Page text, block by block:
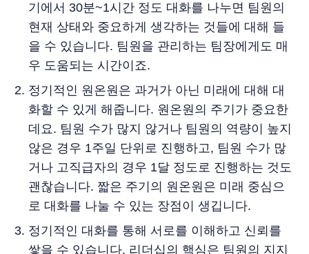
기에서 30분~1시간 정도 대화를 나누면 팀원의
현재 상태와 중요하게 생각하는 것들에 대해 들
을 수 있습니다. 팀원을 관리하는 팀장에게도 매
우 도움되는 시간이죠.
정기적인 원온원은 과거가 아닌 미래에 대해 대
화할 수 있게 해줍니다. 원온원의 주기가 중요한
데요. 팀원 수가 많지 않거나 팀원의 역량이 높지
않은 경우 1주일 단위로 진행하고, 팀원 수가 많
거나 고직급자의 경우 1달 정도로 진행하는 것도
괜찮습니다. 짧은 주기의 원온원은 미래 중심으
로 대화를 나눌 수 있는 장점이 생깁니다.
정기적인 대화를 통해 서로를 이해하고 신뢰를
쌓을 수 있습니다. 리더십의 핵심은 팀원의 지지